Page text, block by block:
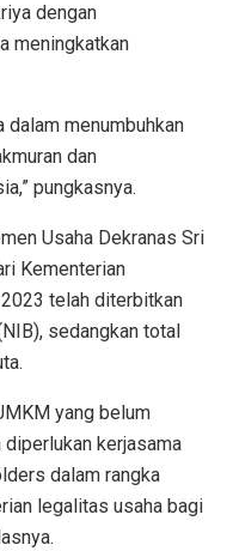
dengan
meningkatkan
dalam menumbuhkan
dan
pungkasnya.
Usaha Dekranas Sri
Kementerian
telah diterbitkan
sedangkan total
yang belum
kerjasama
dalam rangka
legalitas usaha bagi